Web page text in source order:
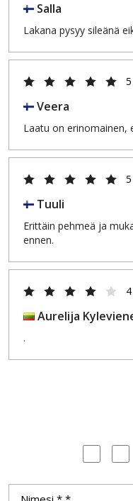
Salla
Lakana pysyy sileänä
5
Veera
Laatu on erinomainen,
5
Tuuli
Erittäin pehmeä ja
ennen.
4
Aurelija
.